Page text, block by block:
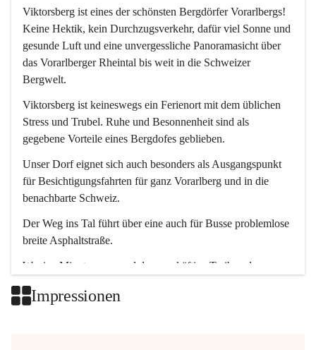
Viktorsberg ist eines der schönsten Bergdörfer Vorarlbergs!
Keine Hektik, kein Durchzugsverkehr, dafür viel Sonne und
gesunde Luft und eine unvergessliche Panoramasicht über
das Vorarlberger Rheintal bis weit in die Schweizer
Bergwelt.
Viktorsberg ist keineswegs ein Ferienort mit dem üblichen
Stress und Trubel. Ruhe und Besonnenheit sind als
gegebene Vorteile eines Bergdofes geblieben.
Unser Dorf eignet sich auch besonders als Ausgangspunkt
für Besichtigungsfahrten für ganz Vorarlberg und in die
benachbarte Schweiz.
Der Weg ins Tal führt über eine auch für Busse problemlose
breite Asphaltstraße.
Wenige Minuten nur, und das geschäftige Treiben der
Impressionen